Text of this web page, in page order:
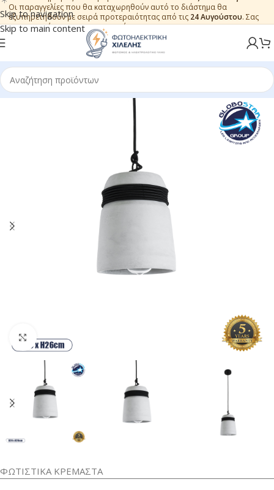
Skip to navigation
Skip to main content
Οι παραγγελίες που θα καταχωρηθούν αυτό το διάστημα θα
εξυπηρετηθούν με σειρά προτεραιότητας από τις 24 Αυγούστου. Σας
ευχαριστούμε για την εμπιστοσύνη.
Κλικ για μεγέθυνση
ΦΩΤΙΣΤΙΚΑ ΚΡΕΜΑΣΤΑ